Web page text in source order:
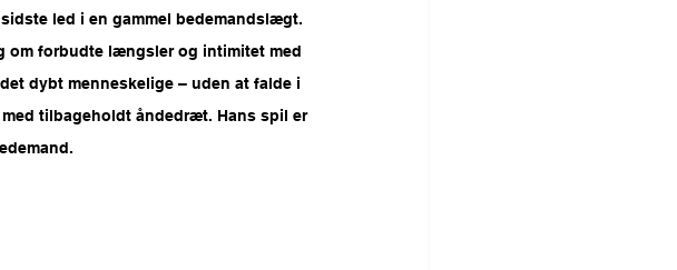
led i en gammel bedemandslægt.
om forbudte længsler og intimitet med
dybt menneskelige – uden at falde i
tilbageholdt åndedræt. Hans spil er